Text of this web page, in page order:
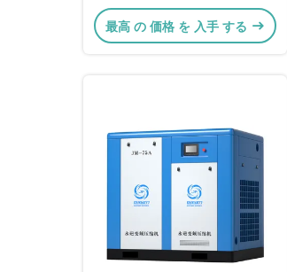
石 2段階コンプレッサー
最高 の 価格 を 入手 する